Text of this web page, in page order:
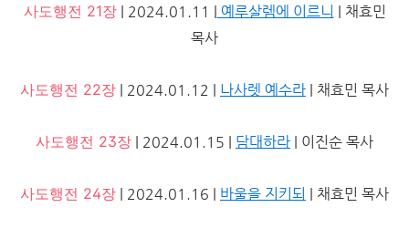
사도행전 21장 | 2024.01.11 | 예루살렘에 이르니 | 채효민
목사
사도행전 22장 | 2024.01.12 | 나사렛 예수라 | 채효민 목사
사도행전 23장 | 2024.01.15 | 담대하라 | 이진순 목사
사도행전 24장 | 2024.01.16 | 바울을 지키되 | 채효민 목사